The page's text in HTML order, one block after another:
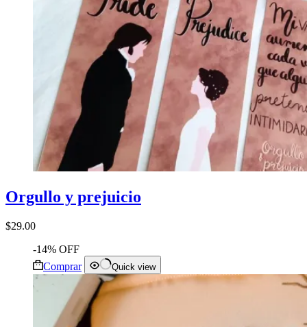
Orgullo y prejuicio
$29.00
-14% OFF
Comprar
Quick view